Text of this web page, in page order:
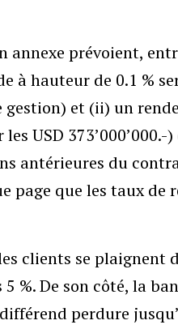
annexe prévoient,
à hauteur de 0.1 %
gestion) et (ii) un
les USD
antérieures du
page que les taux
clients se plaignent
%. De son côté, la
perdure